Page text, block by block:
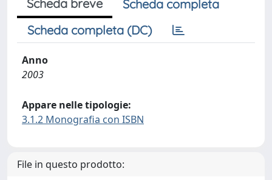
Scheda breve
Scheda completa
Scheda completa (DC)
Anno
2003
Appare nelle tipologie:
3.1.2 Monografia con ISBN
File in questo prodotto: